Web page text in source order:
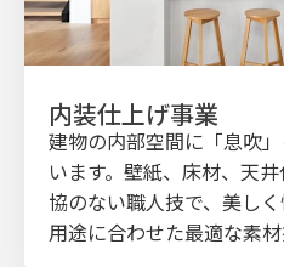
内装仕上げ事業
建物の内部空間に「息吹
います。壁紙、床材、天
協のない職人技で、美し
用途に合わせた最適な素